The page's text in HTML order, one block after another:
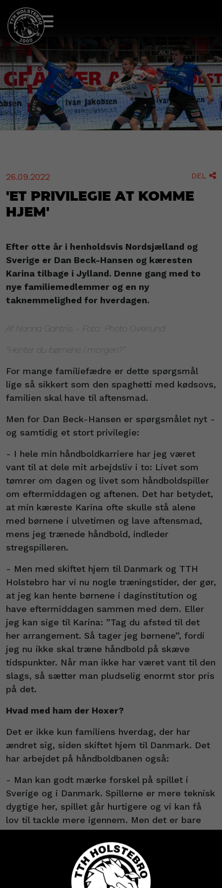
26.09.2022 DEL 
'Et privilegie at komme
hjem'
Efter otte år i henholdsvis Nordsjælland og
Sverige er Dan Beck-Hansen og kæresten
Karina tilbage i Jylland. Denne gang med to
nye familiemedlemmer og en ny
taknemmelighed for hverdagen.
Af Nanna Gantriis - Foto: Photo Overlund
”Henter du børnene i morgen?”
For mange familiefædre er dette spørgsmål
lige så sikkert som den spaghetti med kødsovs,
familien skal have til aftensmad.
Men for Dan Beck-Hansen er spørgsmålet nyt -
og samtidig et stort privilegie:
- I hele min håndboldkarriere har jeg været
vant til at dele mit arbejdsliv i to: Livet som
tømrer om dagen og livet som håndboldspiller
om eftermiddagen og aftenen. Det har betydet,
at min kæreste Karina ofte skulle stå alene
med børnene i ulvetimen og lave aftensmad,
mens jeg trænede håndbold, indleder
stregspilleren.
- Men med skiftet hjem til Danmark og TTH
Holstebro har vi nu nogle træningstider, der gør,
at jeg kan hente børnene i daginstitution og
have eftermiddagen sammen med dem. Eller
jeg kan sige til Karina: ”Tag du afsted til det
her arrangement. Så tager jeg børnene”, fordi
jeg nu ikke skal træne håndbold på skæve
tidspunkter. Når man ikke har været vant til den
slags, så sætter man pludselig enormt stor pris
på det.
Hvad med ham der Hoxer?
Det er ikke kun familiens hverdag, der har
ændret sig, siden skiftet hjem til Danmark. Det
har arbejdet på håndboldbanen også:
- Man kan godt mærke forskel på spillet i
Sverige og i Danmark. Spillerne er mere teknisk
dygtige her, spillet går hurtigere og vi kan få
lov til tackle mere igennem. Men det er bare
fedt at blive udfordret, fortæller Dan Beck-
Og så er der udviklingen i spillertrupperne. For
ligesom der er kommet to nye navne på